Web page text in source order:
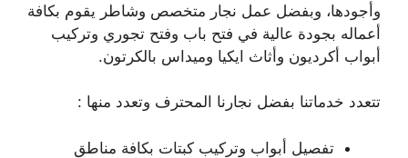
وأجودها، وبفضل عمل نجار متخصص وشاطر يقوم بكافة
أعماله بجودة عالية في فتح باب وفتح تجوري وتركيب
أبواب أكرديون وأثاث ايكيا وميداس بالكرتون.
تتعدد خدماتنا بفضل نجارنا المحترف وتعدد منها :
تفصيل أبواب وتركيب كبتات بكافة مناطق